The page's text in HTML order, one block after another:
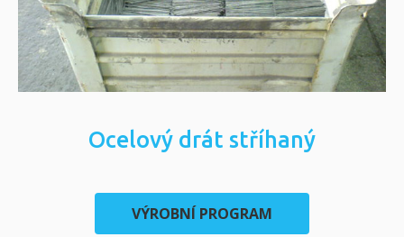
Ocelový drát stříhaný
VÝROBNÍ PROGRAM